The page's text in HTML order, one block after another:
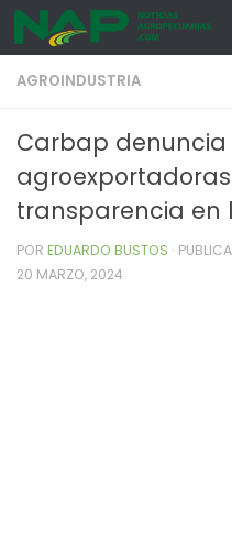
Skip to content
AGROINDUSTRIA
Carbap
transparencia en
POR EDUARDO BUSTOS ·
20 MARZO, 2024